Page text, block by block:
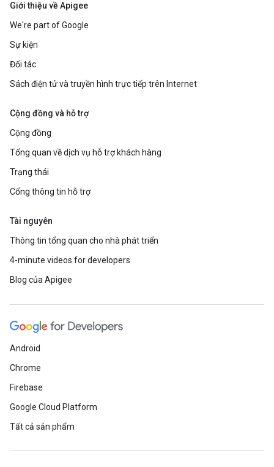
Giới thiệu về Apigee
We're part of Google
Sự kiện
Đối tác
Sách điện tử và truyền hình trực tiếp trên Internet
Cộng đồng và hỗ trợ
Cộng đồng
Tổng quan về dịch vụ hỗ trợ khách hàng
Trạng thái
Cổng thông tin hỗ trợ
Tài nguyên
Thông tin tổng quan cho nhà phát triển
4-minute videos for developers
Blog của Apigee
Android
Chrome
Firebase
Google Cloud Platform
Tất cả sản phẩm